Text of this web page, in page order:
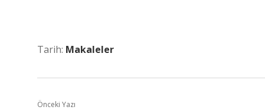
Tarih: Makaleler
Önceki Yazı